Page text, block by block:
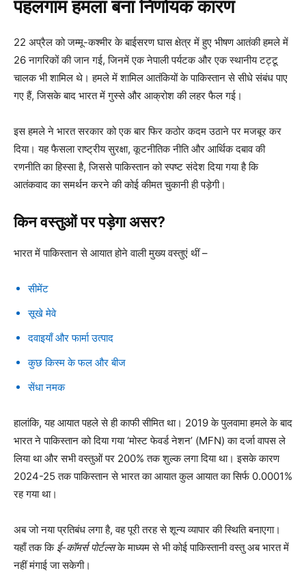
पहलगाम हमला बना निर्णायक कारण
22 अप्रैल को जम्मू-कश्मीर के बाईसरण घास क्षेत्र में हुए भीषण आतंकी हमले में
26 नागरिकों की जान गई, जिनमें एक नेपाली पर्यटक और एक स्थानीय टट्टू
चालक भी शामिल थे। हमले में शामिल आतंकियों के पाकिस्तान से सीधे संबंध पाए
गए हैं, जिसके बाद भारत में गुस्से और आक्रोश की लहर फैल गई।
इस हमले ने भारत सरकार को एक बार फिर कठोर कदम उठाने पर मजबूर कर
दिया। यह फैसला राष्ट्रीय सुरक्षा, कूटनीतिक नीति और आर्थिक दबाव की
रणनीति का हिस्सा है, जिससे पाकिस्तान को स्पष्ट संदेश दिया गया है कि
आतंकवाद का समर्थन करने की कोई कीमत चुकानी ही पड़ेगी।
किन वस्तुओं पर पड़ेगा असर?
भारत में पाकिस्तान से आयात होने वाली मुख्य वस्तुएं थीं –
सीमेंट
सूखे मेवे
दवाइयाँ और फार्मा उत्पाद
कुछ किस्म के फल और बीज
सेंधा नमक
हालांकि, यह आयात पहले से ही काफी सीमित था। 2019 के पुलवामा हमले के बाद
भारत ने पाकिस्तान को दिया गया ‘मोस्ट फेवर्ड नेशन’ (MFN) का दर्जा वापस ले
लिया था और सभी वस्तुओं पर 200% तक शुल्क लगा दिया था। इसके कारण
2024-25 तक पाकिस्तान से भारत का आयात कुल आयात का सिर्फ 0.0001%
रह गया था।
अब जो नया प्रतिबंध लगा है, वह पूरी तरह से शून्य व्यापार की स्थिति बनाएगा।
यहाँ तक कि ई-कॉमर्स पोर्टल्सके माध्यम से भी कोई पाकिस्तानी वस्तु अब भारत में
नहीं मंगाई जा सकेगी।